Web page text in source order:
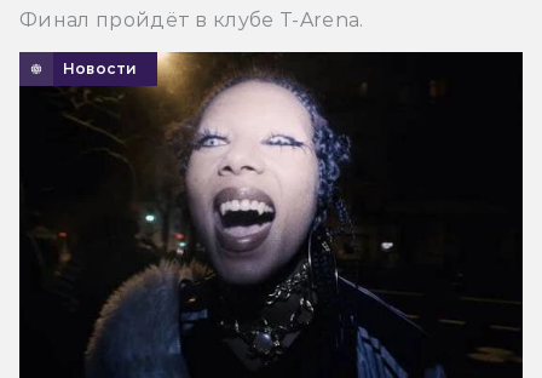
Финал пройдёт в клубе T-Arena.
Новости